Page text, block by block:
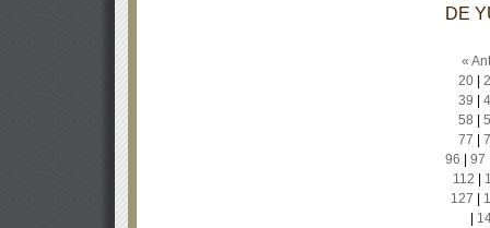
DE
«
20|
39
58
77
96
97
112
127